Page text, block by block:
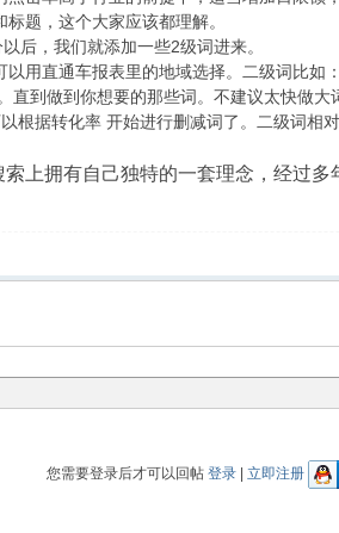
题，这个大家应该都理解。
后，我们就添加一些2级词进来。
用直通车报表里的地域选择。二级词比
直到做到你想要的那些词。不建议太快做
根据转化率 开始进行删减词了。二级词
上拥有自己独特的一套理念，经过
您需要登录后才可以回帖 登录 立即注册